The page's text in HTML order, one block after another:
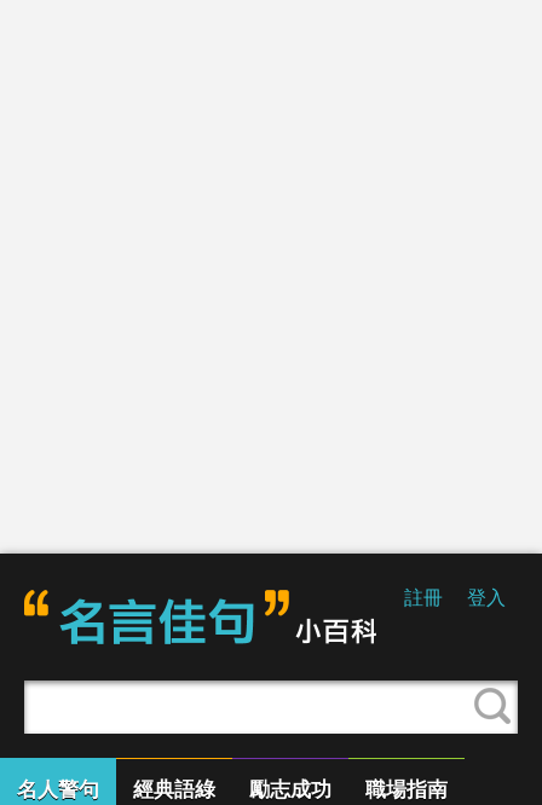
註冊 登入
名人警句 經典語綠 勵志成功 職場指南